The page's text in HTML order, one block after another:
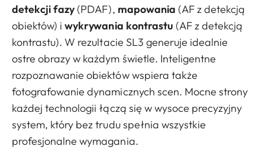
detekcji fazy(PDAF), mapowania (AF z detekcją
obiektów) iwykrywania kontrastu (AF z detekcją
kontrastu). W rezultacie SL3 generuje idealnie
ostre obrazy w każdym świetle. Inteligentne
rozpoznawanie obiektów wspiera także
fotografowanie dynamicznych scen. Mocne strony
każdej technologii łączą się w wysoce precyzyjny
system, który bez trudu spełnia wszystkie
profesjonalne wymagania.